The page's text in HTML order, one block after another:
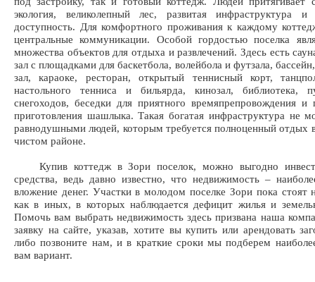
экология, великолепный лес, развитая инфраструктура и
доступность. Для комфортного проживания к каждому
центральные коммуникации. Особой гордостью поселка
множества объектов для отдыха и развлечений. Здесь есть
зал с площадками для баскетбола, волейбола и футзала,
зал, караоке, ресторан, открытый теннисный корт,
настольного тенниса и бильярда, кинозал, библиотека,
снегоходов, беседки для приятного времяпрепровождения и
приготовления шашлыка. Такая богатая инфраструктура не
равнодушными людей, которым требуется полноценный отдых в
чистом районе.
Купив коттедж в Зори поселок, можно выгодно
средства, ведь давно известно, что недвижимость –
вложение денег. Участки в молодом поселке Зори пока стоят
как в иных, в которых наблюдается дефицит жилья и
Помочь вам выбрать недвижимость здесь призвана наша
заявку на сайте, указав, хотите вы купить или арендовать
либо позвоните нам, и в краткие сроки мы подберем
вам вариант.